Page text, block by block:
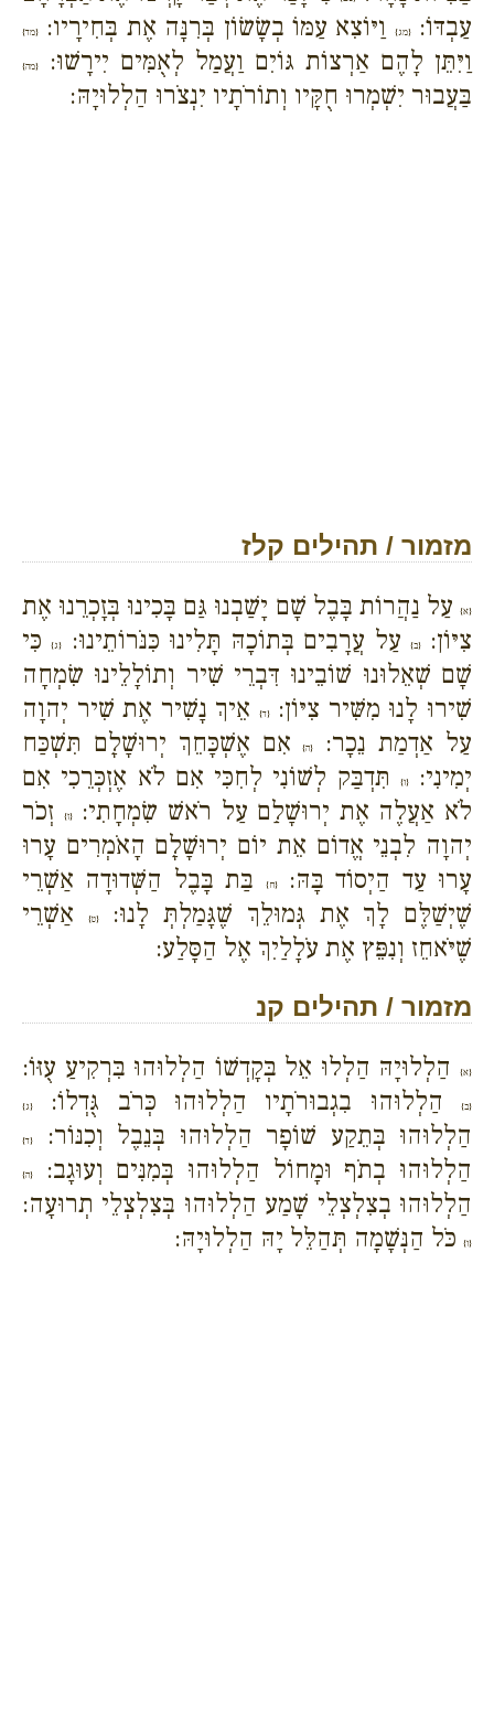
עַבְדּוֹ:{מג} וַיּוֹצִא עַמּוֹ בְשָׂשׂוֹן בְּרִנָּה אֶת בְּחִירָיו: {מד}
וַיִּתֵּן לָהֶם אַרְצוֹת גּוֹיִם וַעֲמַל לְאֻמִּים יִירָשׁוּ: {מה}
בַּעֲבוּר יִשְׁמְרוּ חֻקָּיו וְתוֹרֹתָיו יִנְצֹרוּ הַלְלוּיָהּ:
מזמור / תהילים קלז
{א} עַל נַהֲרוֹת בָּבֶל שָׁם יָשַׁבְנוּ גַּם בָּכִינוּ בְּזָכְרֵנוּ אֶת
צִיּוֹן:{ב} עַל עֲרָבִים בְּתוֹכָהּ תָּלִינוּ כִּנֹּרוֹתֵינוּ: {ג}כִּי
שָׁם שְׁאֵלוּנוּ שׁוֹבֵינוּ דִּבְרֵי שִׁיר וְתוֹלָלֵינוּ שִׂמְחָה
שִׁירוּ לָנוּ מִשִּׁיר צִיּוֹן:{ד}
אֵיךְ נָשִׁיר אֶת שִׁיר יְהוָה
עַל אַדְמַת נֵכָר:
{ה}אִם אֶשְׁכָּחֵךְ יְרוּשָׁלִָם תִּשְׁכַּח
יְמִינִי:{ו}
תִּדְבַּק לְשׁוֹנִי לְחִכִּי אִם לֹא אֶזְכְּרֵכִי אִם
לֹא אַעֲלֶה אֶת יְרוּשָׁלִַם עַל רֹאשׁ שִׂמְחָתִי:{ז}
זְכֹר
יְהוָה לִבְנֵי אֱדוֹם אֵת יוֹם יְרוּשָׁלִָם הָאֹמְרִים עָרוּ
עָרוּ עַד הַיְסוֹד בָּהּ:{ח}
בַּת בָּבֶל הַשְּׁדוּדָה אַשְׁרֵי
שֶׁיְשַׁלֶּם לָךְ אֶת גְּמוּלֵךְ שֶׁגָּמַלְתְּ לָנוּ:{ט}
אַשְׁרֵי
שֶׁיֹּאחֵז וְנִפֵּץ אֶת עֹלָלַיִךְ אֶל הַסָּלַע:
מזמור / תהילים קנ
{א} הַלְלוּיָהּ הַלְלוּ אֵל בְּקָדְשׁוֹ הַלְלוּהוּ בִּרְקִיעַ עֻזּוֹ:
{ב} הַלְלוּהוּ בִגְבוּרֹתָיו הַלְלוּהוּ כְּרֹב גֻּדְלוֹ: {ג}
הַלְלוּהוּ בְּתֵקַע שׁוֹפָר הַלְלוּהוּ בְּנֵבֶל וְכִנּוֹר: {ד}
הַלְלוּהוּ בְתֹף וּמָחוֹל הַלְלוּהוּ בְּמִנִּים וְעוּגָב: {ה}
הַלְלוּהוּ בְצִלְצְלֵי שָׁמַע הַלְלוּהוּ בְּצִלְצְלֵי תְרוּעָה:
{ו} כֹּל הַנְּשָׁמָה תְּהַלֵּל יָהּ הַלְלוּיָהּ: